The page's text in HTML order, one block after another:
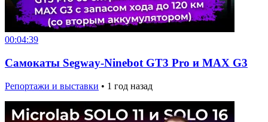
00:04:39
Самокаты Segway-Ninebot GT3 Pro и MAX G3
Репортажи и выставки • 1 год назад